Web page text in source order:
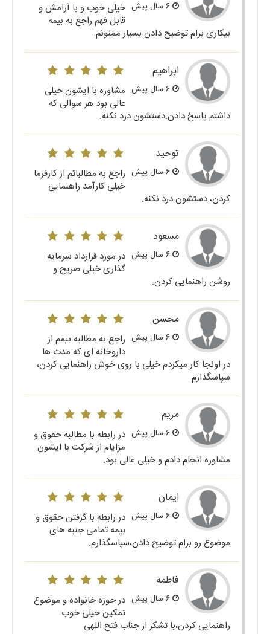
خیلی خوب و با آرامش و
قابل فهم راجع به بیمه
بیکاری برام توضیح دادن.بسیار ممنونم.
ابراهیم
مشاوره با ایشون خیلی
عالی بود هر سوالی که
داشتم پاسخ دادن.دستشون درد نکنه.
توحید
راجع به مطالباتم از کارفرما
خیلی کارآمد راهنمایی
کردن، دستشون درد نکنه.
مسعود
در مورد قرارداد سرمایه
گذاری خیلی صریح و
روشن راهنمایی کردن.
محسن
راجع به مطالبه بیمم از
داروخانه ای که مدت ها
در اونجا کار میکردم خیلی با روی خوش راهنمایی کردن،
سپاسگذارم.
مریم
در رابطه با مطالبه حقوق و
مزایام از شرکت با ایشون
مشاوره انجام دادم و خیلی عالی بود.
ایمان
در رابطه با گرفتن حقوق و
بیمه تمامی جنبه های
موضوع رو برام توضیح دادن،سپاسگذارم.
فاطمه
در حوزه خانواده و موضوع
تمکین خیلی خوب
راهنمایی کردن،با تشکر از جناب فتح اللهی